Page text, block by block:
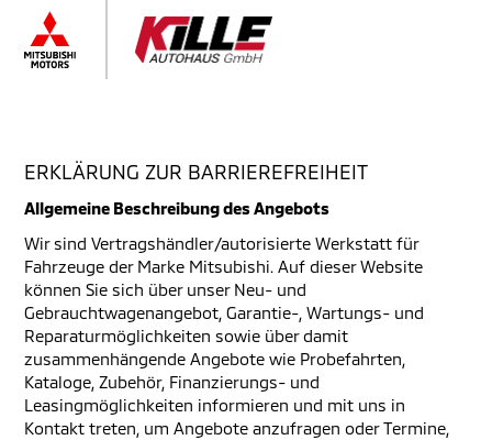
ERKLÄRUNG ZUR BARRIEREFREIHEIT
Allgemeine Beschreibung des Angebots
Wir sind Vertragshändler/autorisierte Werkstatt für
Fahrzeuge der Marke Mitsubishi. Auf dieser Website
können Sie sich über unser Neu- und
Gebrauchtwagenangebot, Garantie-, Wartungs- und
Reparaturmöglichkeiten sowie über damit
zusammenhängende Angebote wie Probefahrten,
Kataloge, Zubehör, Finanzierungs- und
Leasingmöglichkeiten informieren und mit uns in
Kontakt treten, um Angebote anzufragen oder Termine,